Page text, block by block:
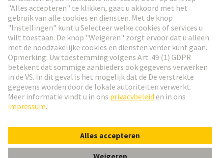
Social Media
Nederlands
© HARTING Technology Group